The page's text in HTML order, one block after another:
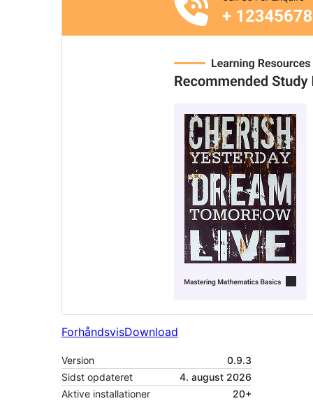
ForhåndsvisDownload
Version
0.9.3
Sidst opdateret
4. august 2026
Aktive installationer
20+